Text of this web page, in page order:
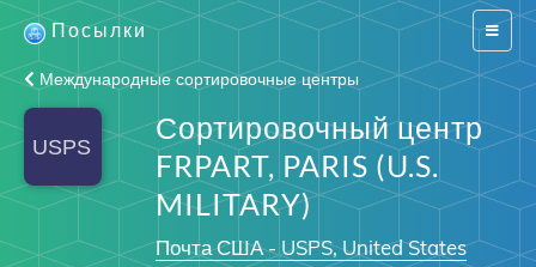
Switch
Посылки
Международные сортировочные центры
Сортировочный центр
FRPART, PARIS (U.S.
MILITARY)
Почта США - USPS, United States